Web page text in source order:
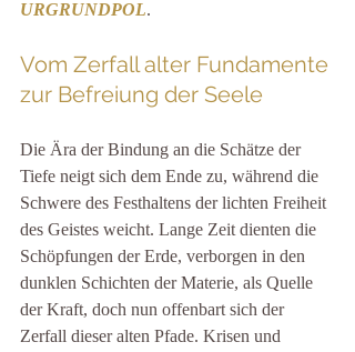
URGRUNDPOL.
Vom Zerfall alter Fundamente
zur Befreiung der Seele
Die Ära der Bindung an die Schätze der
Tiefe neigt sich dem Ende zu, während die
Schwere des Festhaltens der lichten Freiheit
des Geistes weicht. Lange Zeit dienten die
Schöpfungen der Erde, verborgen in den
dunklen Schichten der Materie, als Quelle
der Kraft, doch nun offenbart sich der
Zerfall dieser alten Pfade. Krisen und